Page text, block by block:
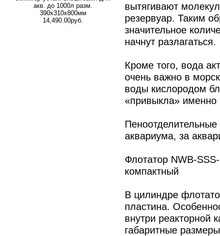
акв. до 1000л разм.
390х310х800мм
14,490.00руб.
вытягивают
резервуар. Таким
значительное
начнут разлагаться.
Кроме того, вода
очень важно в
воды кислородом
«привыкла» именно
Пеноотделительные
аквариума, за
Флотатор NWB-
компактный
В цилиндре
пластина.
внутри реакторной
габаритные